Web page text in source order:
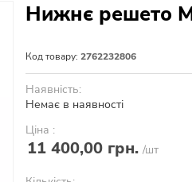
Нижнє решето
Код товару: 2762232806
Наявність:
Немає в наявності
Ціна :
11 400,00 грн. /шт